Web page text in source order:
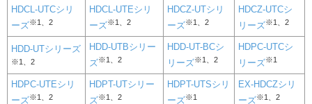
HDCL-UTCシリ
ーズ※1、2
HDCL-UTEシリ
ーズ※1、2
HDCZ-UTシリ
ーズ※1、2
HDCZ-UTCシ
リーズ※1、2
HDD-UTシリーズ
※1、2
HDD-UTBシリー
ズ※1、2
HDD-UT-BCシ
リーズ※1、2
HDPC-UTCシ
リーズ※1
HDPC-UTEシリ
ーズ※1、2
HDPT-UTシリー
ズ※1、2
HDPT-UTSシリ
ーズ※1
EX-HDCZシリ
ーズ※1、2